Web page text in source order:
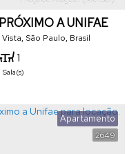
A UNIFAE
, São Paulo, Brasil
1
Sala(s)
2649
Apartamento